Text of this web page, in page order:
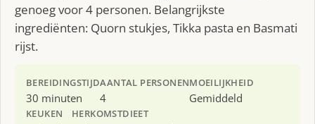
genoeg voor 4 personen. Belangrijkste
ingrediënten: Quorn stukjes, Tikka pasta en Basmati
rijst.
BEREIDINGSTIJD
30 minuten
AANTAL PERSONEN
4
MOEILIJKHEID
Gemiddeld
KEUKEN HERKOMSTDIEET